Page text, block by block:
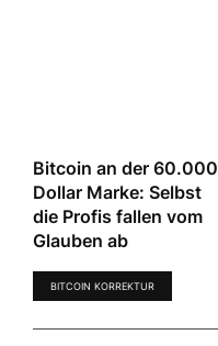
Bitcoin an der 60.000
Dollar Marke: Selbst
die Profis fallen vom
Glauben ab
BITCOIN KORREKTUR